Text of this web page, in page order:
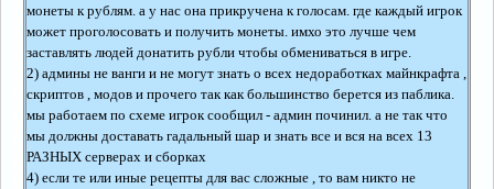
монеты к рублям. а у нас она прикручена к голосам. где каждый игрок
может проголосовать и получить монеты. имхо это лучше чем
заставлять людей донатить рубли чтобы обмениваться в игре.
2) админы не ванги и не могут знать о всех недоработках майнкрафта ,
скриптов , модов и прочего так как большинство берется из паблика.
мы работаем по схеме игрок сообщил - админ починил. а не так что
мы должны доставать гадальный шар и знать все и вся на всех 13
РАЗНЫХ серверах и сборках
4) если те или иные рецепты для вас сложные , то вам никто не